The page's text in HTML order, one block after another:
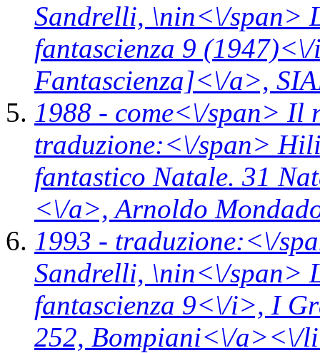
Sandrelli, \nin<\/span>
fantascienza 9
Fantascienza]<\/a>,
1988 - come<\/span> Il
traduzione:<\/span>
fantastico Natale. 31
<\/a>,Arnoldo
1993 - traduzione:<\/
Sandrelli, \nin<\/span>
fantascienza 9<\/i>, I
252, Bompiani<\/a><\/